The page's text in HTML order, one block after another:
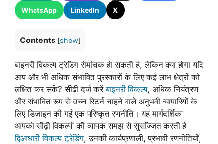
WhatsApp LinkedIn X
Contents [show]
बाइनरी विकल्प ट्रेडिंग रोमांचक हो सकती है, लेकिन क्या होगा यदि
आप और भी अधिक संभावित पुरस्कारों के लिए कई लाभ क्षेत्रों को
लक्षित कर सकें? सीढ़ी दर्ज करेंबाइनरी विकल्प, अधिक नियंत्रण
और संभावित रूप से उच्च रिटर्न चाहने वाले अनुभवी व्यापारियों के
लिए डिज़ाइन की गई एक परिष्कृत रणनीति। यह मार्गदर्शिका
आपको सीढ़ी विकल्पों की व्यापक समझ से सुसज्जित करती है
द्विआधारी विकल्प ट्रेडिंग, उनकी कार्यप्रणाली, प्रभावी रणनीतियाँ,